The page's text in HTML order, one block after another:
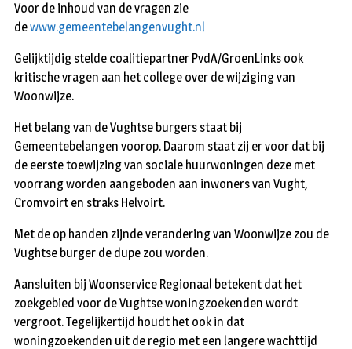
Voor de inhoud van de vragen zie
dewww.gemeentebelangenvught.nl
Gelijktijdig stelde coalitiepartner PvdA/GroenLinks ook
kritische vragen aan het college over de wijziging van
Woonwijze.
Het belang van de Vughtse burgers staat bij
Gemeentebelangen voorop. Daarom staat zij er voor dat bij
de eerste toewijzing van sociale huurwoningen deze met
voorrang worden aangeboden aan inwoners van Vught,
Cromvoirt en straks Helvoirt.
Met de op handen zijnde verandering van Woonwijze zou de
Vughtse burger de dupe zou worden.
Aansluiten bij Woonservice Regionaal betekent dat het
zoekgebied voor de Vughtse woningzoekenden wordt
vergroot. Tegelijkertijd houdt het ook in dat
woningzoekenden uit de regio met een langere wachttijd